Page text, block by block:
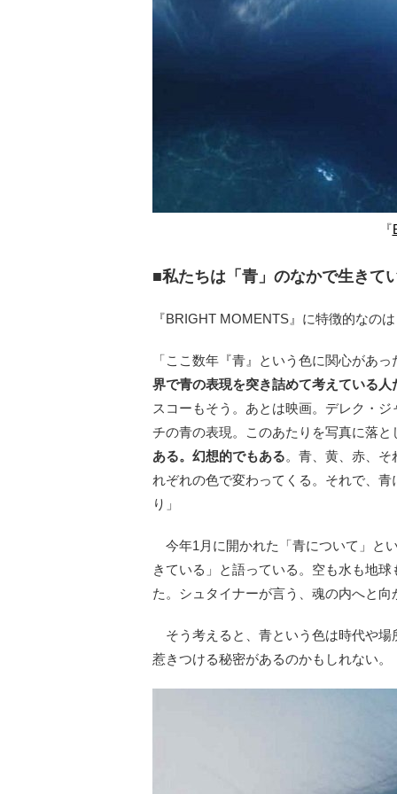
『
■私たちは「青」のなかで生きて
『BRIGHT MOMENTS』に特徴的なの
「ここ数年『青』という色に関心があっ
界で青の表現を突き詰めて考えている人
スコーもそう。あとは映画。デレク・
チの青の表現。このあたりを写真に落
ある。幻想的でもある。青、黄、赤、
れぞれの色で変わってくる。それで、
り」
今年1月に開かれた「青について」と
きている」と語っている。空も水も地
た。シュタイナーが言う、魂の内へと
そう考えると、青という色は時代や場
惹きつける秘密があるのかもしれない。